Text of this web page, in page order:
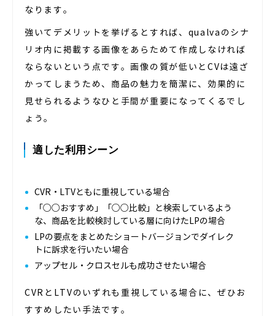
なります。
強いてデメリットを挙げるとすれば、qualvaのシナ
リオ内に掲載する画像をあらためて作成しなければ
ならないという点です。画像の質が低いとCVは遠ざ
かってしまうため、商品の魅力を簡潔に、効果的に
見せられるようなひと手間が重要になってくるでし
ょう。
適した利用シーン
CVR・LTVともに重視している場合
「○○おすすめ」「○○比較」と検索しているよう
な、商品を比較検討している層に向けたLPの場合
LPの要点をまとめたショートバージョンでダイレク
トに訴求を行いたい場合
アップセル・クロスセルも成功させたい場合
CVRとLTVのいずれも重視している場合に、ぜひお
すすめしたい手法です。